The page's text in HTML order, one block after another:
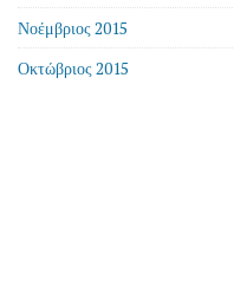
Νοέμβριος 2015
Οκτώβριος 2015